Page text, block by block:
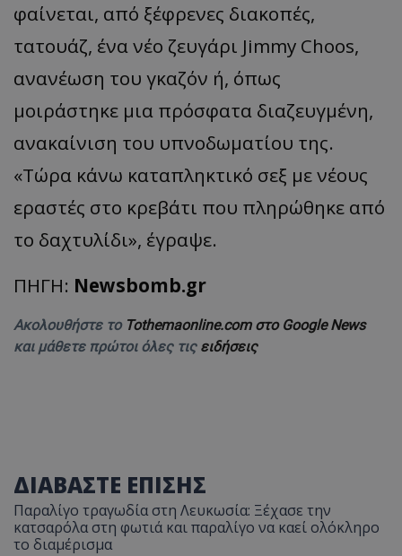
φαίνεται, από ξέφρενες διακοπές,
τατουάζ, ένα νέο ζευγάρι Jimmy Choos,
ανανέωση του γκαζόν ή, όπως
μοιράστηκε μια πρόσφατα διαζευγμένη,
ανακαίνιση του υπνοδωματίου της.
«Τώρα κάνω καταπληκτικό σεξ με νέους
εραστές στο κρεβάτι που πληρώθηκε από
το δαχτυλίδι», έγραψε.
ΠΗΓΗ: Newsbomb.gr
Ακολουθήστε το Tothemaonline.com στο Google News
και μάθετε πρώτοι όλες τις ειδήσεις
ΔΙΑΒΑΣΤΕ ΕΠΙΣΗΣ
Παραλίγο τραγωδία στη Λευκωσία: Ξέχασε την
κατσαρόλα στη φωτιά και παραλίγο να καεί ολόκληρο
το διαμέρισμα